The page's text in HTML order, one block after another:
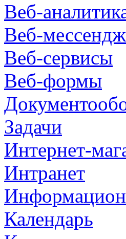
Веб-
Веб-
Веб-сервисы
Веб-формы
Задачи
Интернет-
Интранет
Календарь